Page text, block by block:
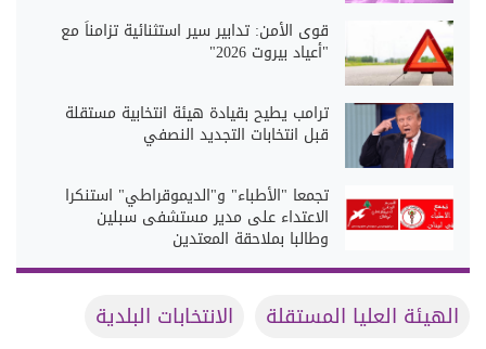
قوى الأمن: تدابير سير استثنائية تزامناً مع
"أعياد بيروت 2026"
ترامب يطيح بقيادة هيئة انتخابية مستقلة
قبل انتخابات التجديد النصفي
تجمعا "الأطباء" و"الديموقراطي" استنكرا
الاعتداء على مدير مستشفى سبلين
وطالبا بملاحقة المعتدين
الهيئة العليا المستقلة الانتخابات البلدية